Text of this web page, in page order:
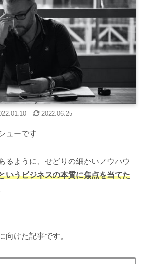
2022.06.25
ューです
るように、せどりの細かいノウハウ
いうビジネスの本質に焦点を当てた
向けた記事です。